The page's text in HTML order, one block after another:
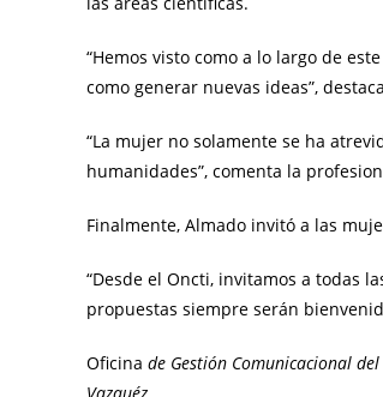
“Hemos visto como a lo largo de
como generar nuevas ideas”,
“La mujer no solamente se ha
humanidades”, comenta la
Finalmente, Almado invitó a las
“Desde el Oncti, invitamos a todas
propuestas siempre serán
Oficina de Gestión Comunicacional